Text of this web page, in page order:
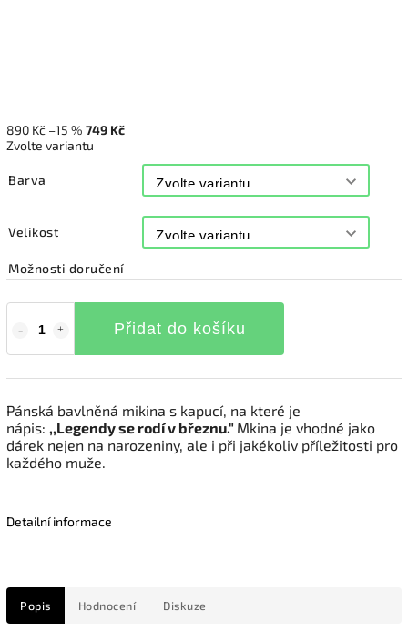
890 Kč –15 % 749 Kč
Zvolte variantu
Barva
Velikost
Možnosti doručení
Přidat do košíku
Pánská bavlněná mikina s kapucí, na které je
nápis: ,,Legendy se rodí v březnu." Mkina je vhodné jako
dárek nejen na narozeniny, ale i při jakékoliv příležitosti pro
každého muže.
Detailní informace
Popis Hodnocení Diskuze